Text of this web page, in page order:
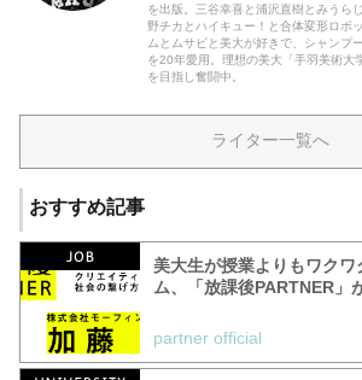
を出版。三谷幸喜と浦沢直樹とみうら
野チカとハイキュー！と合体変形ロボ
ムとムサビと美大が好きで、シャンプ
を20年愛用。理想の美大「手羽美術大
を目指し奮闘中。
ライター一覧へ
おすすめ記事
美大生が授業よりもワクワ
ム、「放課後PARTNER」
partner official